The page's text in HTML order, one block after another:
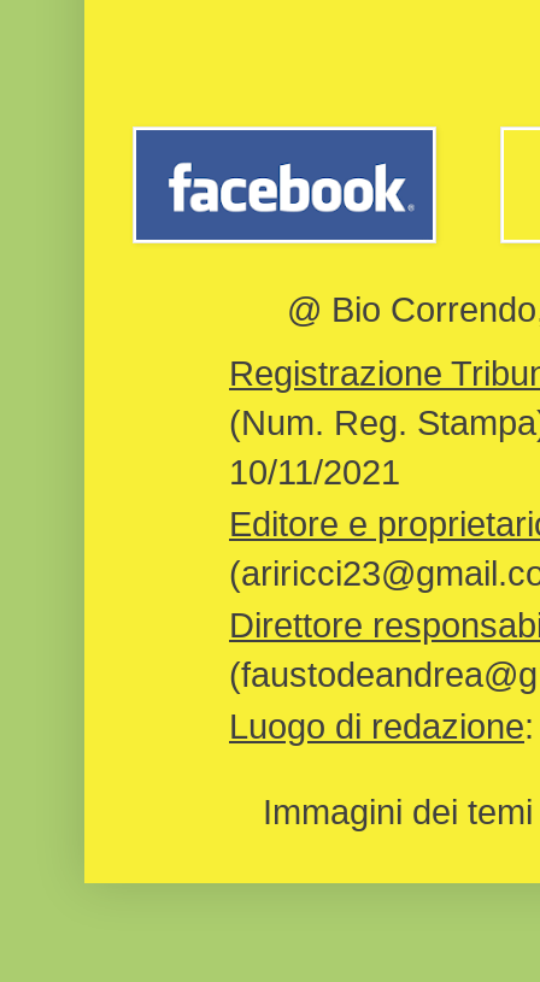
@ Bio
Registrazione
(Num. Reg.
10/11/2021
Editore e
Direttore
Luogo di redazione
Immagini dei